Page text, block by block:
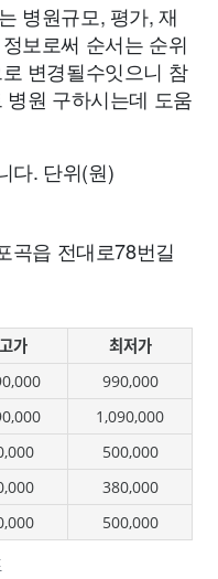
병원규모, 평가, 재
보로써 순서는 순위
변경될수잇으니 참
원 구하시는데 도움
다. 단위(원)
곡읍 전대로78번길
가
최저가
990,000
1,090,000
500,000
380,000
500,000